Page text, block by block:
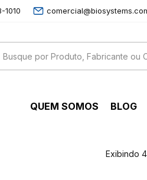
1010
QUEM SOMOS BLOG
Exibindo